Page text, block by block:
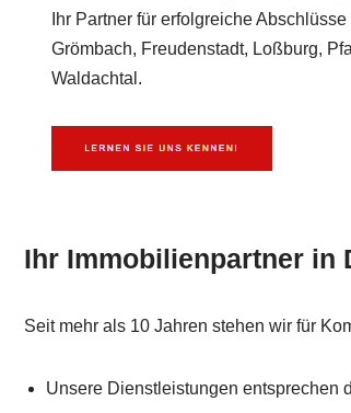
Ihr Partner für erfolgreiche
Grömbach, Freudenstadt, Loßburg,
Waldachtal.
Ihr Immobilienpartner in
Seit mehr als 10 Jahren stehen wir für
Unsere Dienstleistungen entsprechen